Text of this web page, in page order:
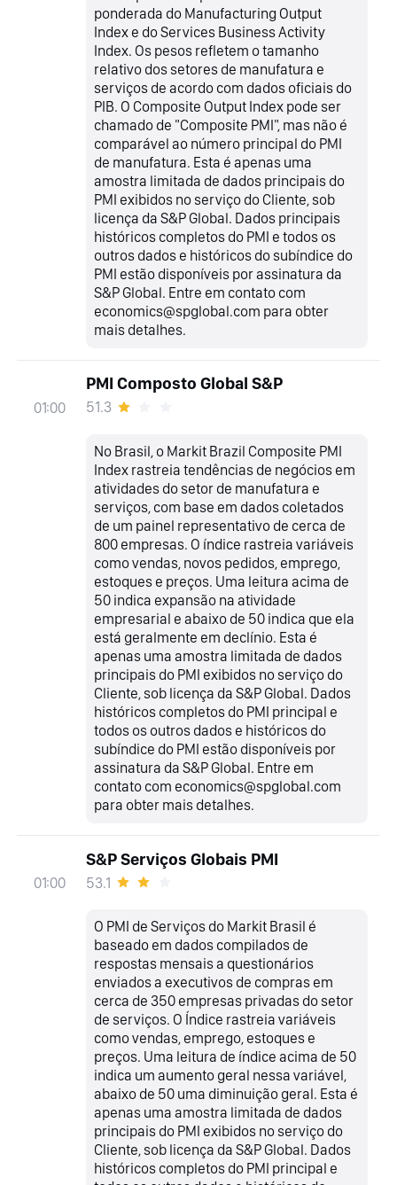
ponderada do Manufacturing Output
Index e do Services Business Activity
Index. Os pesos refletem o tamanho
relativo dos setores de manufatura e
serviços de acordo com dados oficiais do
PIB. O Composite Output Index pode ser
chamado de "Composite PMI", mas não é
comparável ao número principal do PMI
de manufatura. Esta é apenas uma
amostra limitada de dados principais do
PMI exibidos no serviço do Cliente, sob
licença da S&P Global. Dados principais
históricos completos do PMI e todos os
outros dados e históricos do subíndice do
PMI estão disponíveis por assinatura da
S&P Global. Entre em contato com
economics@spglobal.com para obter
mais detalhes.
01:00
PMI Composto Global S&P
51.3
No Brasil, o Markit Brazil Composite PMI
Index rastreia tendências de negócios em
atividades do setor de manufatura e
serviços, com base em dados coletados
de um painel representativo de cerca de
800 empresas. O índice rastreia variáveis
como vendas, novos pedidos, emprego,
estoques e preços. Uma leitura acima de
50 indica expansão na atividade
empresarial e abaixo de 50 indica que ela
está geralmente em declínio. Esta é
apenas uma amostra limitada de dados
principais do PMI exibidos no serviço do
Cliente, sob licença da S&P Global. Dados
históricos completos do PMI principal e
todos os outros dados e históricos do
subíndice do PMI estão disponíveis por
assinatura da S&P Global. Entre em
contato com economics@spglobal.com
para obter mais detalhes.
01:00
S&P Serviços Globais PMI
53.1
O PMI de Serviços do Markit Brasil é
baseado em dados compilados de
respostas mensais a questionários
enviados a executivos de compras em
cerca de 350 empresas privadas do setor
de serviços. O Índice rastreia variáveis
como vendas, emprego, estoques e
preços. Uma leitura de índice acima de 50
indica um aumento geral nessa variável,
abaixo de 50 uma diminuição geral. Esta é
apenas uma amostra limitada de dados
principais do PMI exibidos no serviço do
Cliente, sob licença da S&P Global. Dados
históricos completos do PMI principal e